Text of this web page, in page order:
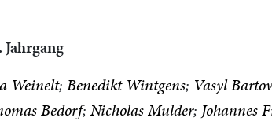
Jahrgang
Weinelt Benedikt Wintgens Vasyl
Bedorf Nicholas Mulder Johannes